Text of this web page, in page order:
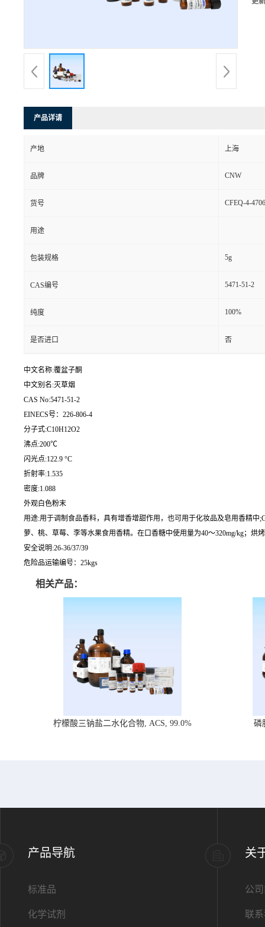
产品详请
产地 上海
品牌 CNW
货号 CFEQ-4-
用途
包装规格 5g
CAS编号 5471-51-2
纯度 100%
是否进口 否
中文名称:覆盆子酮
中文别名:灭草烟
CAS No:5471-51-2
EINECS号：226-806-4
分子式:C10H12O2
沸点:200℃
闪光点:122.9 °C
折射率:1.535
密度:1.088
外观白色粉末
用途:用于调制食品香料，具有增香增甜作用，也可用于化妆品及皂用香精
萝、桃、草莓、李等水果食用香精。在口香糖中使用量为40～320mg/kg；烘
安全说明:26-36/37/39
危险品运输编号：25kgs
相关产品：
柠檬酸三钠盐二水化合物, ACS, 99.0% 磷
产品导航
标准品
化学试剂
关
公
联